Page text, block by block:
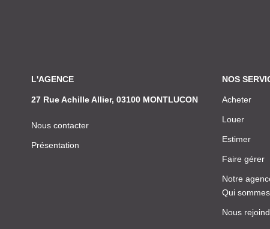
L'AGENCE
27 Rue Achille Allier, 03100 MONTLUCON
Nous contacter
Présentation
NOS
Acheter
Louer
Estimer
Faire gérer
Notre
Qui
Nous